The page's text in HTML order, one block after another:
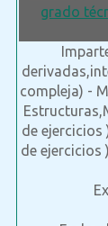
grado
compleja) -
de ejercicios
de ejercicios